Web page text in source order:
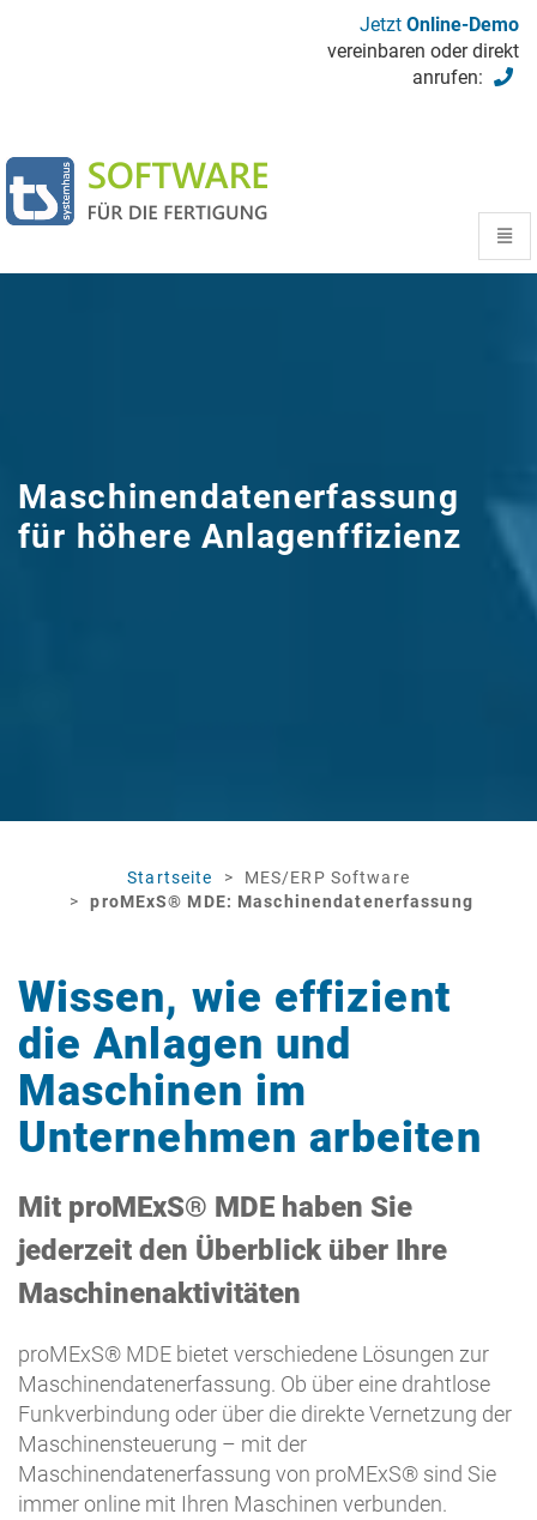
Jetzt Online-Demo
vereinbaren oder direkt
anrufen:
Maschinendatenerfassung
für höhere Anlagenffizienz
Startseite
MES/ERP Software
proMExS® MDE: Maschinendatenerfassung
Wissen, wie effizient
die Anlagen und
Maschinen im
Unternehmen arbeiten
Mit proMExS® MDE haben Sie
jederzeit den Überblick über Ihre
Maschinenaktivitäten
proMExS® MDE bietet verschiedene Lösungen zur
Maschinendatenerfassung. Ob über eine drahtlose
Funkverbindung oder über die direkte Vernetzung der
Maschinensteuerung – mit der
Maschinendatenerfassung von proMExS® sind Sie
immer online mit Ihren Maschinen verbunden.